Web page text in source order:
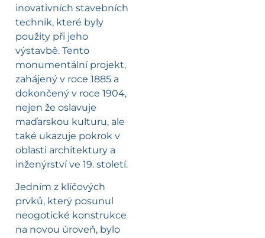
inovativních stavebních
technik, které byly
použity při jeho
výstavbě. Tento
monumentální projekt,
zahájený v roce 1885 a
dokončený v roce 1904,
nejen že oslavuje
maďarskou kulturu, ale
také ukazuje pokrok v
oblasti architektury a
inženýrství ve 19. století.
Jedním z klíčových
prvků, který posunul
neogotické konstrukce
na novou úroveň, bylo